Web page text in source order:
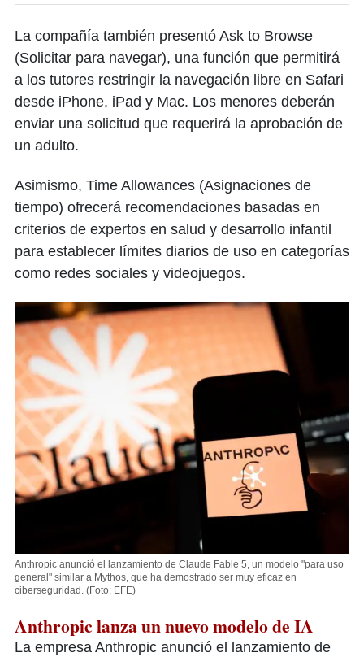
La compañía también presentó Ask to Browse
(Solicitar para navegar), una función que permitirá
a los tutores restringir la navegación libre en Safari
desde iPhone, iPad y Mac. Los menores deberán
enviar una solicitud que requerirá la aprobación de
un adulto.
Asimismo, Time Allowances (Asignaciones de
tiempo) ofrecerá recomendaciones basadas en
criterios de expertos en salud y desarrollo infantil
para establecer límites diarios de uso en categorías
como redes sociales y videojuegos.
Anthropic anunció el lanzamiento de Claude Fable 5, un modelo "para uso
general" similar a Mythos, que ha demostrado ser muy eficaz en
ciberseguridad. (Foto: EFE)
Anthropic lanza un nuevo modelo de IA
La empresa Anthropic anunció el lanzamiento de